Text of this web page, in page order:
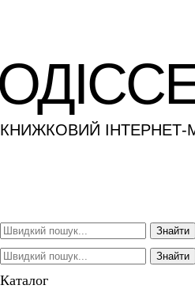
КНИЖКОВИЙ ІНТЕРНЕТ-
Знайти
Знайти
Каталог